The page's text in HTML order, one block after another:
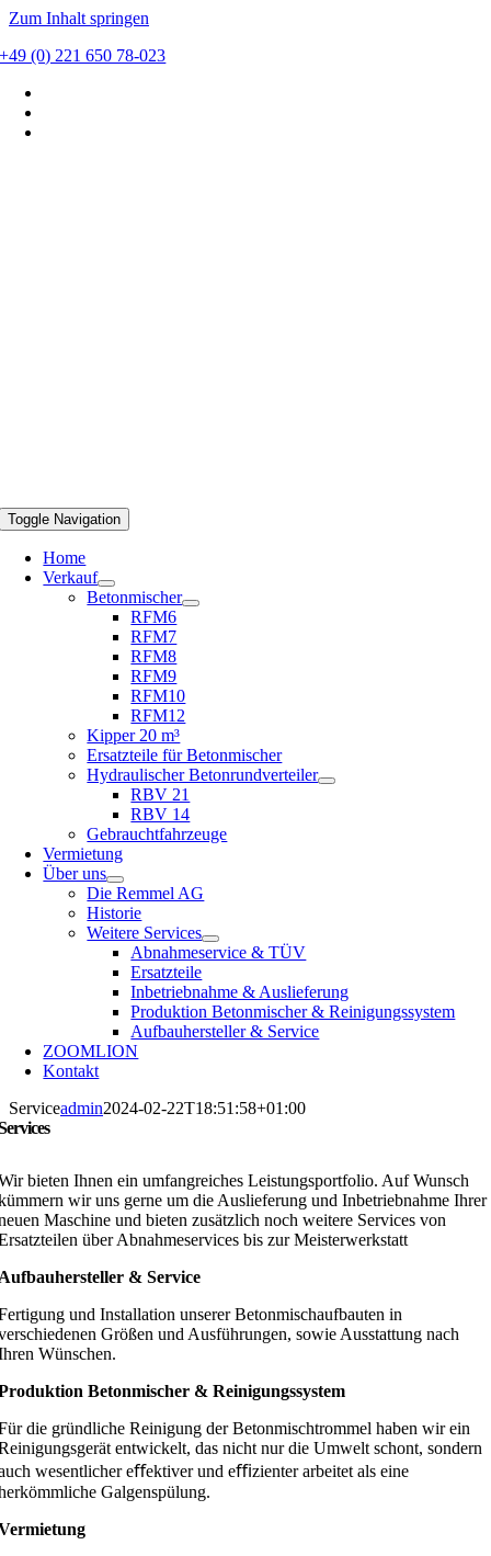
Zum Inhalt springen
+49 (0) 221 650 78-023
Toggle Navigation
Home
Verkauf
Betonmischer
RFM6
RFM7
RFM8
RFM9
RFM10
RFM12
Kipper 20 m³
Ersatzteile für Betonmischer
Hydraulischer Betonrundverteiler
RBV 21
RBV 14
Gebrauchtfahrzeuge
Vermietung
Über uns
Die Remmel AG
Historie
Weitere Services
Abnahmeservice & TÜV
Ersatzteile
Inbetriebnahme & Auslieferung
Produktion Betonmischer & Reinigungssystem
Aufbauhersteller & Service
ZOOMLION
Kontakt
Serviceadmin2024-02-22T18:51:58+01:00
bieten Ihnen ein umfangreiches Leistungsportfolio. Auf Wunsch
wir uns gerne um die Auslieferung und Inbetriebnahme Ihrer
Maschine und bieten zusätzlich noch weitere Services von
über Abnahmeservices bis zur Meisterwerkstatt
& Service
und Installation unserer Betonmischaufbauten in
Größen und Ausführungen, sowie Ausstattung nach
Wünschen.
Betonmischer & Reinigungssystem
die gründliche Reinigung der Betonmischtrommel haben wir ein
entwickelt, das nicht nur die Umwelt schont, sondern
wesentlicher eﬀektiver und eﬃzienter arbeitet als eine
Galgenspülung.